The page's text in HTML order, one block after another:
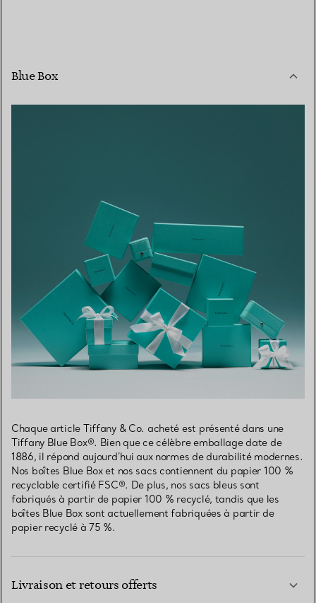
Blue Box
Chaque article Tiffany & Co. acheté est présenté dans une
Tiffany Blue Box®. Bien que ce célèbre emballage date de
1886, il répond aujourd’hui aux normes de durabilité modernes.
Nos boîtes Blue Box et nos sacs contiennent du papier 100 %
recyclable certifié FSC®. De plus, nos sacs bleus sont
fabriqués à partir de papier 100 % recyclé, tandis que les
boîtes Blue Box sont actuellement fabriquées à partir de
papier recyclé à 75 %.
Livraison et retours offerts